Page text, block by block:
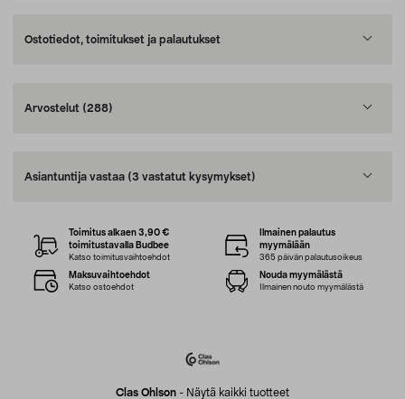
Ostotiedot, toimitukset ja palautukset
Arvostelut (288)
Asiantuntija vastaa (3 vastatut kysymykset)
Clas Ohlson - Näytä kaikki tuotteet
Toimitus alkaen 3,90 €
toimitustavalla Budbee
Katso toimitusvaihtoehdot
Ilmainen palautus
myymälään
365 päivän palautusoikeus
Maksuvaihtoehdot
Katso ostoehdot
Nouda myymälästä
Ilmainen nouto myymälästä